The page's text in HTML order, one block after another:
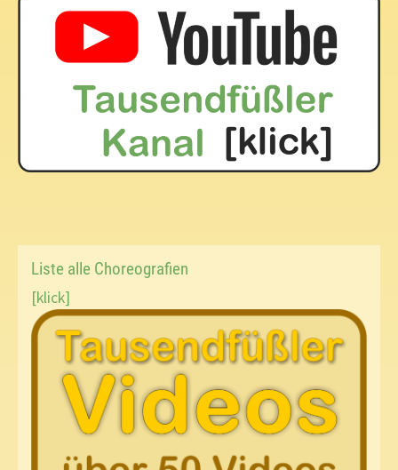
Liste alle Choreografien
[klick]